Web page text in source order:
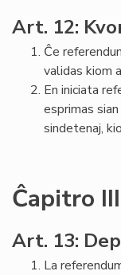
Art. 12:
Ĉe
validas kiom
En iniciata
esprimas
sindetenaj,
Ĉapitro
Art. 13:
La